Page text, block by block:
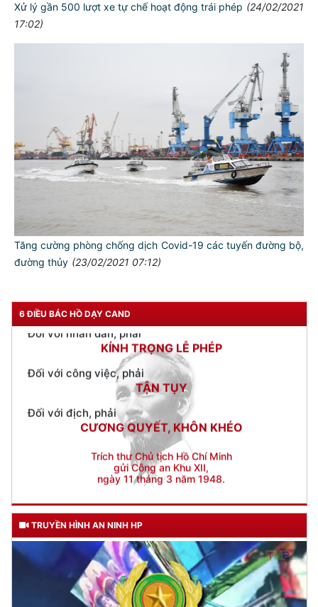
Xử lý gần 500 lượt xe tự chế hoạt động trái phép (24/02/2021
17:02)
Tăng cường phòng chống dịch Covid-19 các tuyến đường bộ,
đường thủy (23/02/2021 07:12)
6 ĐIỀU BÁC HỒ DẠY CAND
TƯ CÁCH
NGƯỜI CÔNG AN CÁCH MỆNH LÀ:
Đối với tự mình, phải
CẦN, KIỆM, LIÊM, CHÍNH
Đối với đồng sự, phải
THÂN ÁI GIÚP ĐỠ
Đối với chính phủ, phải
TUYỆT ĐỐI TRUNG THÀNH
KÍNH TRỌNG LỄ PHÉP
Đối với công việc, phải
TẬN TỤY
CƯƠNG QUYẾT, KHÔN KHÉO
Trích thư Chủ tịch Hồ Chí Minh
gửi Công an Khu XII,
ngày 11 tháng 3 năm 1948.
TRUYỀN HÌNH AN NINH HP